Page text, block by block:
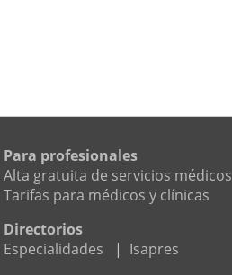
Para profesionales
Alta gratuita de servicios médicos
Tarifas para médicos y clínicas
Directorios
Especialidades
| Isapres